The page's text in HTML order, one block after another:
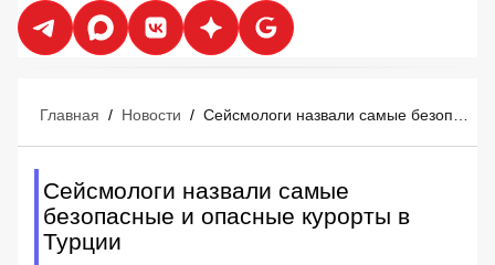
Главная / Новости /
Сейсмологи назвали самые
безопасные и опасные курорты в
Турции